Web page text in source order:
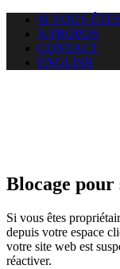
SI VOUS
A PROPOS
CONTACT
ENGLISH
Blocage pour
Si vous êtes
depuis votre espace
votre site web est
réactiver.